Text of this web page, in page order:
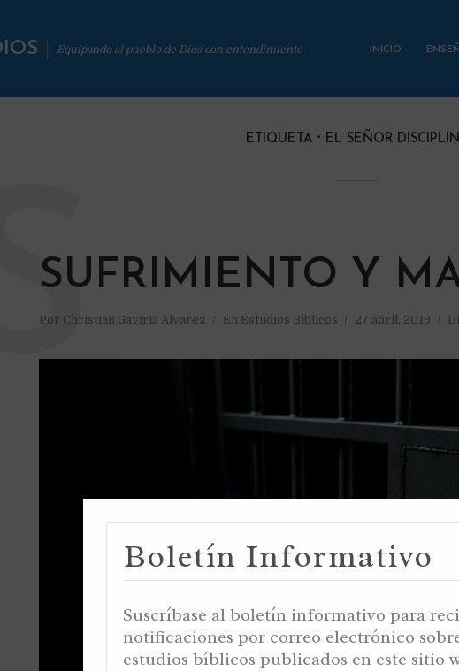
Equipando al pueblo de Dios con entendimiento INICIO
ETIQUETA EL SEÑOR
SUFRIMIENTO Y
Por Christian Gaviria Alvarez En Estudios Bíblicos 27 abril, 2019
S
Boletín Informativo
Suscríbase al boletín informativo para
notificaciones por correo electrónico
estudios bíblicos publicados en este sitio